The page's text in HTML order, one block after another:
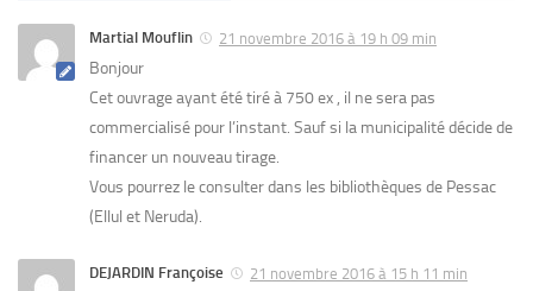
Martial Mouflin 21 novembre 2016 à 19 h 09 min
Bonjour
Cet ouvrage ayant été tiré à 750 ex , il ne sera pas
commercialisé pour l’instant. Sauf si la municipalité décide de
financer un nouveau tirage.
Vous pourrez le consulter dans les bibliothèques de Pessac
(Ellul et Neruda).
DEJARDIN Françoise 21 novembre 2016 à 15 h 11 min